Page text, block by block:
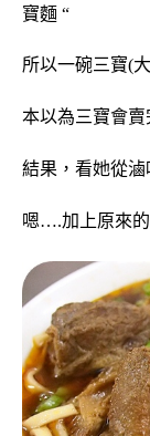
寶麵 “
所以一碗三寶(
本以為三寶會
結果，看她從
嗯….加上原來